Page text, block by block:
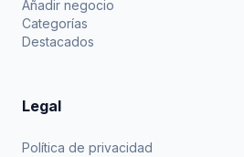
Añadir negocio
Categorías
Destacados
Legal
Política de privacidad